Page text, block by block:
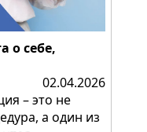
о себе,
02.04.2026
– это не
а один из